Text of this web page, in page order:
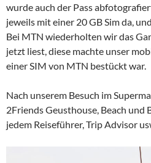
wurde auch der Pass
jeweils mit einer 20 GB Sim da,
Bei MTN wiederholten wir das
jetzt liest, diese machte unser
einer SIM von MTN bestückt war.
Nach unserem Besuch im
2Friends Geusthouse, Beach und
jedem Reiseführer, Trip Advisor